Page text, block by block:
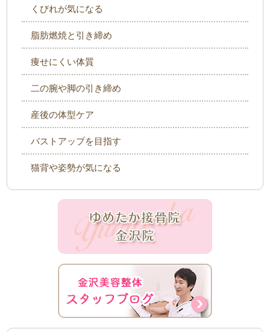
くびれが気になる
脂肪燃焼と引き締め
痩せにくい体質
二の腕や脚の引き締め
産後の体型ケア
バストアップを目指す
猫背や姿勢が気になる